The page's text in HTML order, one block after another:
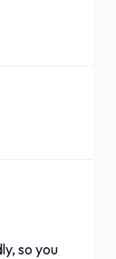
so you